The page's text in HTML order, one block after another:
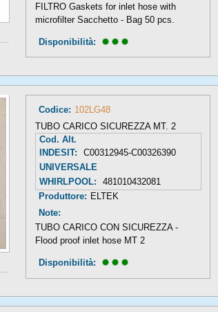
FILTRO Gaskets for inlet hose with
microfilter Sacchetto - Bag 50 pcs.
Disponibilità:
Codice: 102LG48
TUBO CARICO SICUREZZA MT. 2
Cod. Alt.
INDESIT:
C00312945-C00326390
UNIVERSALE
WHIRLPOOL:
481010432081
Produttore: ELTEK
Note:
TUBO CARICO CON SICUREZZA -
Flood proof inlet hose MT 2
Disponibilità: